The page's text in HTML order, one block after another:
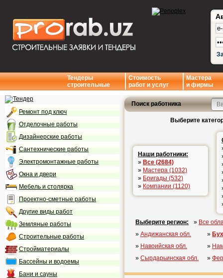
Тендеры
строительные
Стоимость
работ и услуг
Мастера
и фирмы
Ремонт под ключ
Отделочные работы
Дизайнерские работы
Сантехнические работы
Электромонтажные работы
Окна и двери
Мебель и столярка
Проектно-сметные работы
Другие виды работ
Земляные работы
Строительные работы
Стройматериалы
Бассейны и водоемы
Бани и сауны
Поиск работника
Выберите
Наши работники:
» Все (2684)
» Мастера (1032)
» Бригады (532)
» Компании (1120)
Выберите регион: » Все
» Андижанская обл. »
» Навоийская обл. »
» Сырдарьинская обл. »